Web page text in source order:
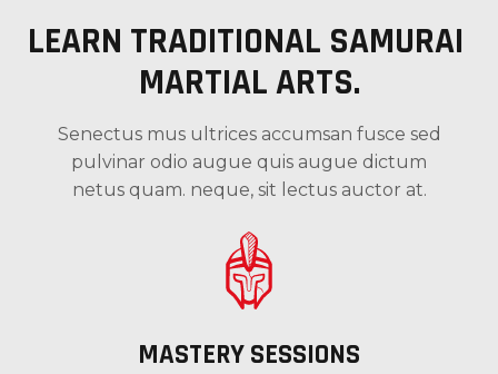
LEARN TRADITIONAL SAMURAI
MARTIAL ARTS.
Senectus mus ultrices accumsan fusce sed
pulvinar odio augue quis augue dictum
netus quam. neque, sit lectus auctor at.
MASTERY SESSIONS